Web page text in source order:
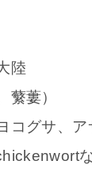
陸
蘩蔞）
コグサ、